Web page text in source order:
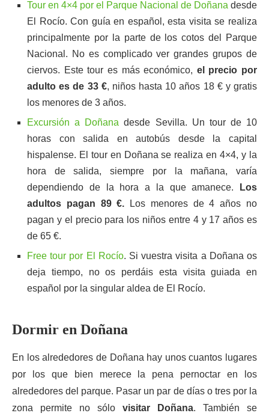
Tour en 4×4 por el Parque Nacional de Doñana desde
El Rocío. Con guía en español, esta visita se realiza
principalmente por la parte de los cotos del Parque
Nacional. No es complicado ver grandes grupos de
ciervos. Este tour es más económico, el precio por
adulto es de 33 €, niños hasta 10 años 18 € y gratis
los menores de 3 años.
Excursión a Doñana desde Sevilla. Un tour de 10
horas con salida en autobús desde la capital
hispalense. El tour en Doñana se realiza en 4×4, y la
hora de salida, siempre por la mañana, varía
dependiendo de la hora a la que amanece.
Los
adultos pagan 89 €.
Los menores de 4 años no
pagan y el precio para los niños entre 4 y 17 años es
de 65 €.
Free tour por El Rocío. Si vuestra visita a Doñana os
deja tiempo, no os perdáis esta visita guiada en
español por la singular aldea de El Rocío.
Dormir en Doñana
En los alrededores de Doñana hay unos cuantos lugares
por los que bien merece la pena pernoctar en los
alrededores del parque. Pasar un par de días o tres por la
zona permite no sólo visitar Doñana. También se